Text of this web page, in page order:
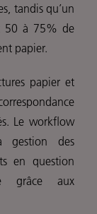
tandis qu’un
50 à 75% de
papier.
papier et
Le workflow
gestion des
en question
grâce aux